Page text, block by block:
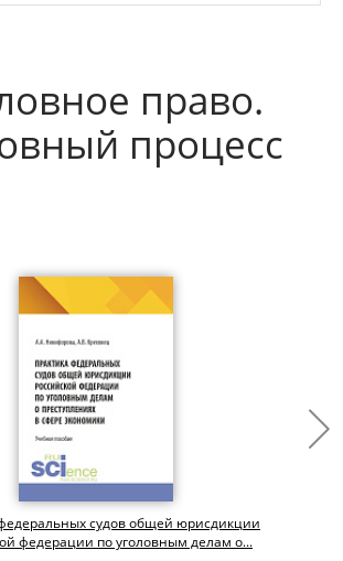
право.
процесс
судов общей юрисдикции
федерации по уголовным делам о...